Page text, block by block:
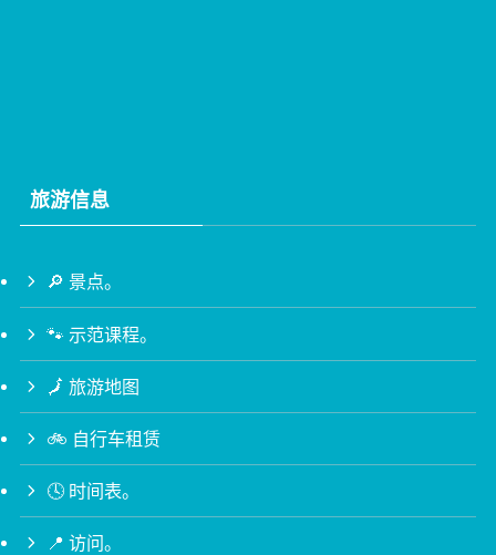
旅游信息
🔎 景点。
🐾 示范课程。
🗾 旅游地图
🚲 自行车租赁
🕓 时间表。
📍 访问。